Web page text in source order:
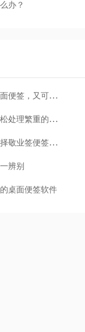
办？
有没有一款便签软件既可以作电脑桌面便签，又可以作为手机便签？
一款适合上班族的便签软件，帮你轻松处理繁重的工作
初入职场社交礼仪记不住？你可以选择敬业签便签来帮你哦
辨别
桌面便签软件